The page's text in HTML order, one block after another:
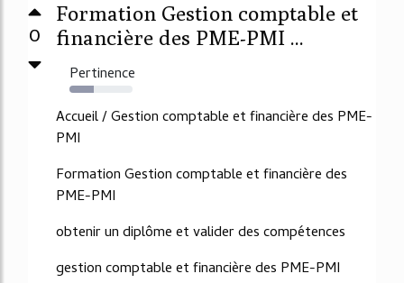
0
Formation Gestion comptable et
financière des PME-PMI ...
Pertinence
38%
Accueil / Gestion comptable et financière des PME-
PMI
Formation Gestion comptable et financière des
PME-PMI
obtenir un diplôme et valider des compétences
gestion comptable et financière des PME-PMI